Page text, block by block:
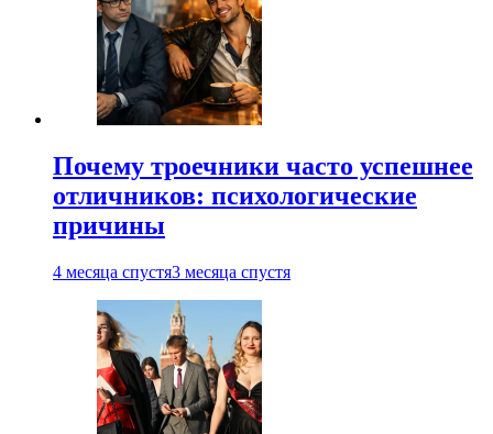
Почему троечники часто успешнее
отличников: психологические
причины
4 месяца спустя3 месяца спустя